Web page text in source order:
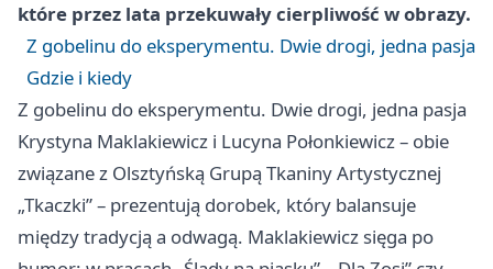
które przez lata przekuwały cierpliwość w obrazy.
Z gobelinu do eksperymentu. Dwie drogi, jedna pasja
Gdzie i kiedy
Z gobelinu do eksperymentu. Dwie drogi, jedna pasja
Krystyna Maklakiewicz i Lucyna Połonkiewicz – obie
związane z Olsztyńską Grupą Tkaniny Artystycznej
„Tkaczki” – prezentują dorobek, który balansuje
między tradycją a odwagą. Maklakiewicz sięga po